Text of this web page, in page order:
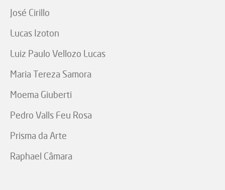
José Cirillo
Lucas Izoton
Luiz Paulo Vellozo Lucas
Maria Tereza Samora
Moema Giuberti
Pedro Valls Feu Rosa
Prisma da Arte
Raphael Câmara